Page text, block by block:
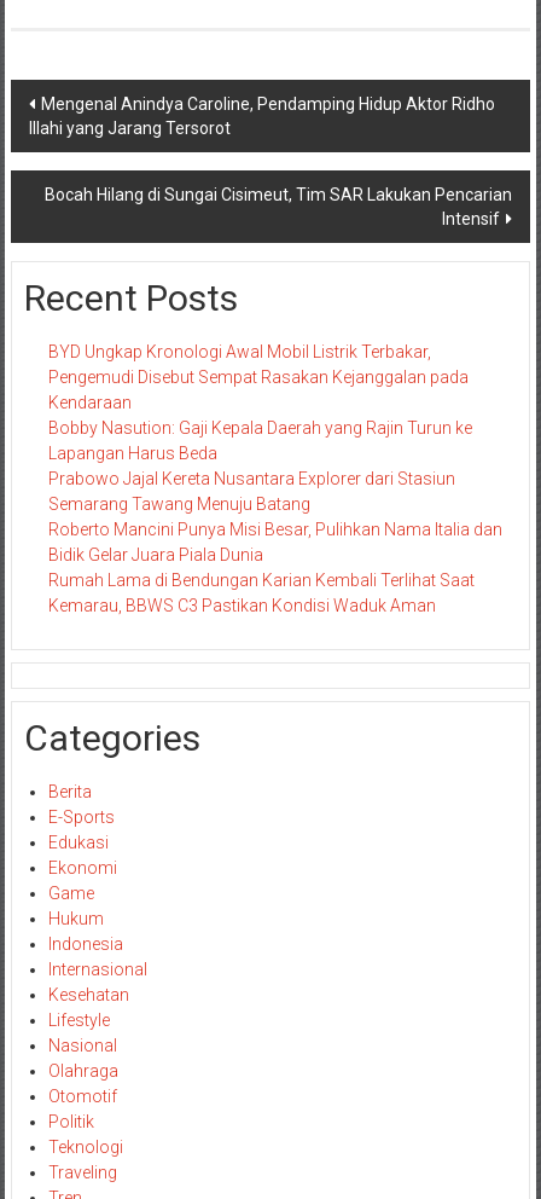
Navigasi
pos
Mengenal Anindya Caroline, Pendamping Hidup Aktor Ridho
Illahi yang Jarang Tersorot
Bocah Hilang di Sungai Cisimeut, Tim SAR Lakukan Pencarian
Intensif
Recent Posts
BYD Ungkap Kronologi Awal Mobil Listrik Terbakar,
Pengemudi Disebut Sempat Rasakan Kejanggalan pada
Kendaraan
Bobby Nasution: Gaji Kepala Daerah yang Rajin Turun ke
Lapangan Harus Beda
Prabowo Jajal Kereta Nusantara Explorer dari Stasiun
Semarang Tawang Menuju Batang
Roberto Mancini Punya Misi Besar, Pulihkan Nama Italia dan
Bidik Gelar Juara Piala Dunia
Rumah Lama di Bendungan Karian Kembali Terlihat Saat
Kemarau, BBWS C3 Pastikan Kondisi Waduk Aman
Categories
Berita
E-Sports
Edukasi
Ekonomi
Game
Hukum
Indonesia
Internasional
Kesehatan
Lifestyle
Nasional
Olahraga
Otomotif
Politik
Teknologi
Traveling